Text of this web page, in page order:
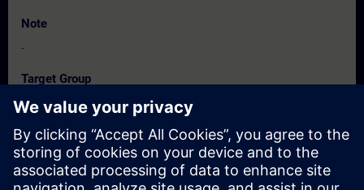
Note
-
Target Group
Engenheiros, Técnicos e Programadores
Dates And Registration